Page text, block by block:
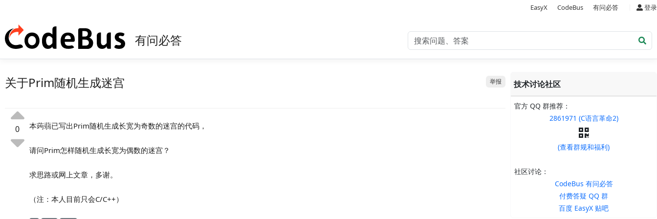
EasyX CodeBus 有问必答 登录
有问必答
举报
关于Prim随机生成迷宫
0 本蒟蒻已写出Prim随机生成长宽为奇数的迷宫的代码，
请问Prim怎样随机生成长宽为偶数的迷宫？
求思路或网上文章，多谢。
（注：本人目前只会C/C++）
技术讨论社区
官方 QQ 群推荐：
2861971 (C语言革命2)
(查看群规和福利)
社区讨论：
CodeBus 有问必答
付费答疑 QQ 群
百度 EasyX 贴吧